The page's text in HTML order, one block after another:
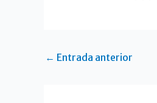
← Entrada anterior